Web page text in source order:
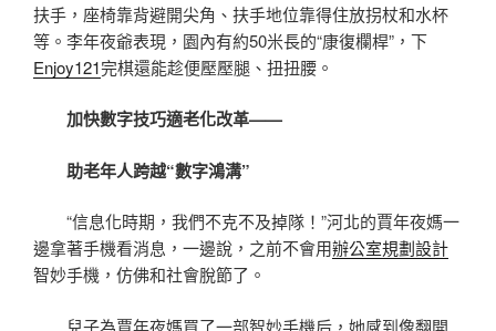
扶手，座椅靠背避開尖角、扶手地位靠得住放拐杖和水杯
等。李年夜爺表現，園內有約50米長的“康復欄桿”，下
Enjoy121完棋還能趁便壓壓腿、扭扭腰。
加快數字技巧適老化改革——
助老年人跨越“數字鴻溝”
“信息化時期，我們不克不及掉隊！”河北的賈年夜媽一
邊拿著手機看消息，一邊說，之前不會用辦公室規劃設計
智妙手機，仿佛和社會脫節了。
兒子為賈年夜媽買了一部智妙手機后，她感到像翻開